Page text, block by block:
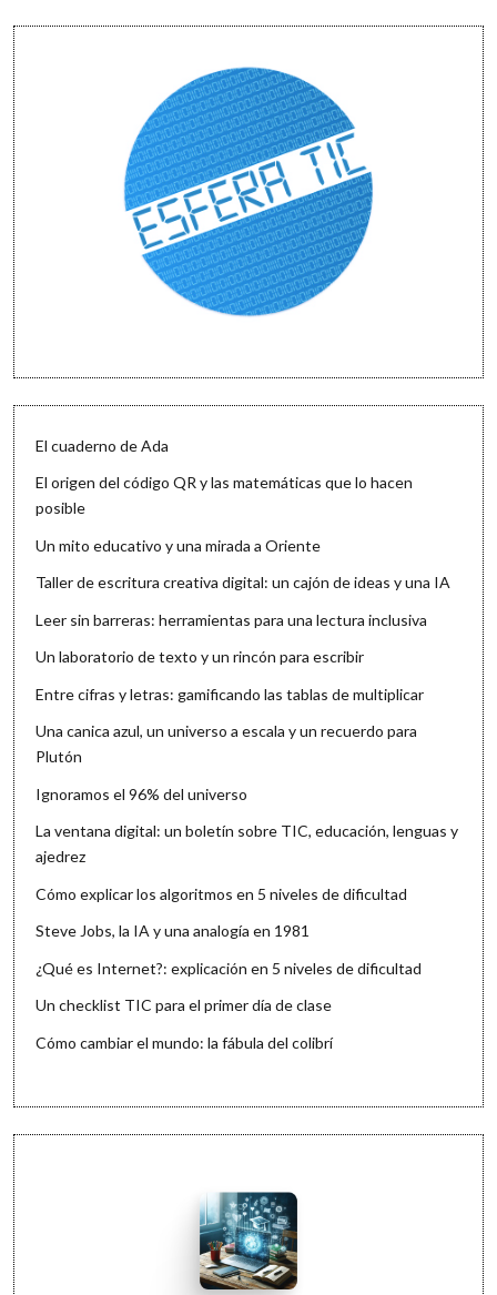
El cuaderno de Ada
El origen del código QR y las matemáticas que lo hacen
posible
Un mito educativo y una mirada a Oriente
Taller de escritura creativa digital: un cajón de ideas y una IA
Leer sin barreras: herramientas para una lectura inclusiva
Un laboratorio de texto y un rincón para escribir
Entre cifras y letras: gamificando las tablas de multiplicar
Una canica azul, un universo a escala y un recuerdo para
Plutón
Ignoramos el 96% del universo
La ventana digital: un boletín sobre TIC, educación, lenguas y
ajedrez
Cómo explicar los algoritmos en 5 niveles de dificultad
Steve Jobs, la IA y una analogía en 1981
¿Qué es Internet?: explicación en 5 niveles de dificultad
Un checklist TIC para el primer día de clase
Cómo cambiar el mundo: la fábula del colibrí